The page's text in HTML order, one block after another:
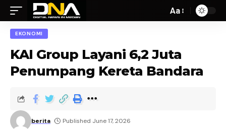
Aa
EKONOMI
KAI Group Layani 6,2 Juta
Penumpang Kereta Bandara
berita Published June 17, 2026